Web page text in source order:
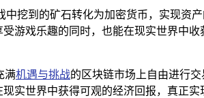
挖到的矿石转化为加密货币，实现资
游戏乐趣的同时，也能在现实世界中收
满机遇与挑战的区块链市场上自由进行
实世界中获得可观的经济回报，真正实